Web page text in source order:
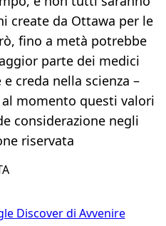
create da Ottawa per le
fino a metà potrebbe
parte dei medici
creda nella scienza –
momento questi valori
considerazione negli
riservata
Discover di Avvenire